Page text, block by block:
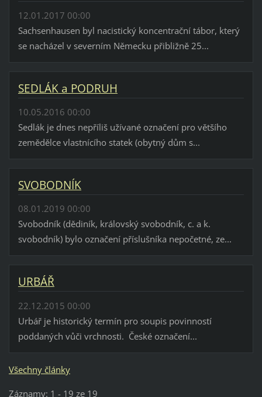
12.01.2017 00:00
Sachsenhausen byl nacistický koncentrační tábor, který
se nacházel v severním Německu přibližně 25...
SEDLÁK a PODRUH
10.05.2016 00:00
Sedlák je dnes nepříliš užívané označení pro většího
zemědělce vlastnícího statek (obytný dům s...
SVOBODNÍK
08.01.2019 00:00
Svobodník (dědiník, královský svobodník, c. a k.
svobodník) bylo označení příslušníka nepočetné, ze...
URBÁŘ
22.12.2015 00:00
Urbář je historický termín pro soupis povinností
poddaných vůči vrchnosti. České označení...
Všechny články
Záznamy: 1 - 19 ze 19